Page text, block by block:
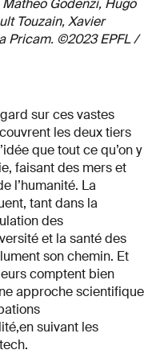
Touzain, Xavier
Pricam. ©2023 EPFL /
sur ces vastes
les deux tiers
que tout ce qu’on y
faisant des mers et
l’humanité. La
tant dans la
des
et la santé des
son chemin. Et
comptent bien
approche scientifique
en suivant les